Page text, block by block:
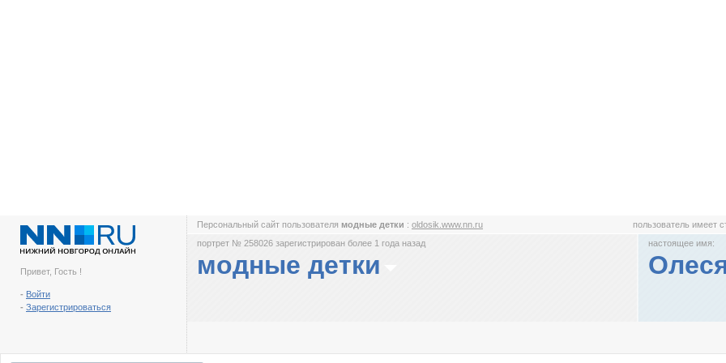
Привет, Гость !
- Войти
- Зарегистрироваться
Персональный сайт пользователя модные детки : oldosik.www.nn.ru пользователь имеет
портрет № 258026 зарегистрирован более 1 года назад
модные детки
настоящее имя: